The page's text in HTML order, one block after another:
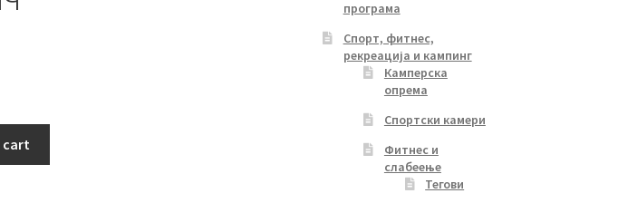
cart
програма
Спорт, фитнес,
рекреација и кампинг
Камперска
опрема
Спортски камери
Фитнес и
слабеење
Тегови